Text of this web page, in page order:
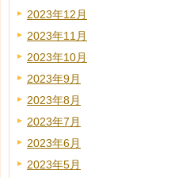
2023年12月
2023年11月
2023年10月
2023年9月
2023年8月
2023年7月
2023年6月
2023年5月